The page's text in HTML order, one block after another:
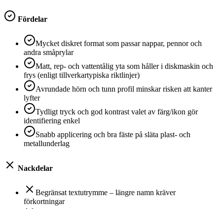
Fördelar
Mycket diskret format som passar nappar, pennor och
andra småprylar
Matt, rep- och vattentålig yta som håller i diskmaskin och
frys (enligt tillverkartypiska riktlinjer)
Avrundade hörn och tunn profil minskar risken att kanter
lyfter
Tydligt tryck och god kontrast valet av färg/ikon gör
identifiering enkel
Snabb applicering och bra fäste på släta plast- och
metallunderlag
Nackdelar
Begränsat textutrymme – längre namn kräver
förkortningar